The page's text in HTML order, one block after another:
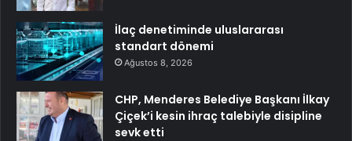
İlaç denetiminde uluslararası
standart dönemi
Ağustos 8, 2026
CHP, Menderes Belediye Başkanı İlkay
Çiçek’i kesin ihraç talebiyle disipline
sevk etti